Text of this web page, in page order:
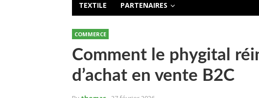
TEXTILE PARTENAIRES
COMMERCE
Comment le phygital
d’achat en vente B2C